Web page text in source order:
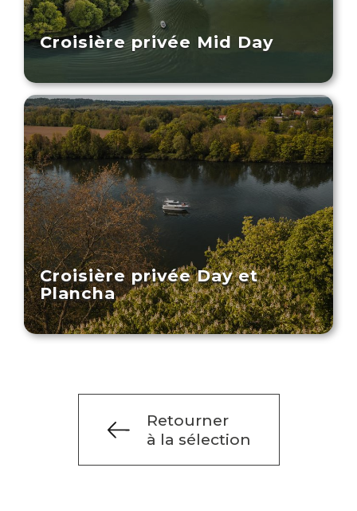
Croisière privée Mid Day
Croisière privée Day et
Plancha
Retourner
à la sélection